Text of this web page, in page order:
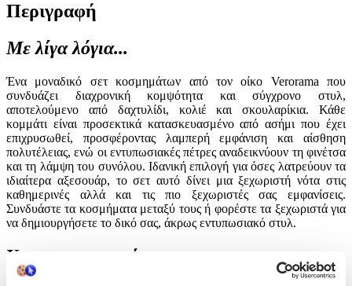
Περιγραφή
Με λίγα λόγια...
Ένα μοναδικό σετ κοσμημάτων από τον οίκο Verorama που
συνδυάζει διαχρονική κομψότητα και σύγχρονο στυλ,
αποτελούμενο από δαχτυλίδι, κολιέ και σκουλαρίκια. Κάθε
κομμάτι είναι προσεκτικά κατασκευασμένο από ασήμι που έχει
επιχρυσωθεί, προσφέροντας λαμπερή εμφάνιση και αίσθηση
πολυτέλειας, ενώ οι εντυπωσιακές πέτρες αναδεικνύουν τη φινέτσα
και τη λάμψη του συνόλου. Ιδανική επιλογή για όσες λατρεύουν τα
ιδιαίτερα αξεσουάρ, το σετ αυτό δίνει μια ξεχωριστή νότα στις
καθημερινές αλλά και τις πιο ξεχωριστές σας εμφανίσεις.
Συνδυάστε τα κοσμήματα μεταξύ τους ή φορέστε τα ξεχωριστά για
να δημιουργήσετε το δικό σας, άκρως εντυπωσιακό στυλ.
Χαρακτηριστικά